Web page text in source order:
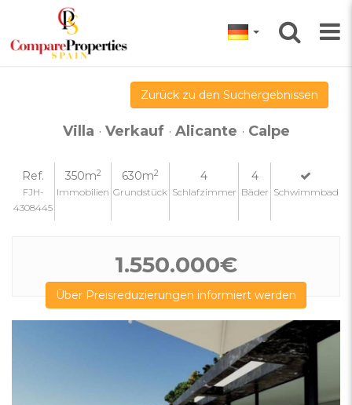
Zurück zu den Suchergebnissen
Villa · Verkauf· Alicante · Calpe
Ref.
FJH-
4308445
350m2
Immobilien
630m2
Grundstück
4
Schlafzimmer
4
Bäder Schwimmbad
1.550.000€
Über Preisreduzierungen informiert werden